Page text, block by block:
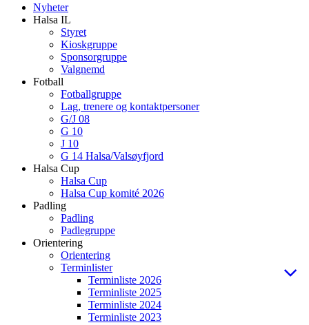
Nyheter
Halsa IL
Styret
Kioskgruppe
Sponsorgruppe
Valgnemd
Fotball
Fotballgruppe
Lag, trenere og kontaktpersoner
G/J 08
G 10
J 10
G 14 Halsa/Valsøyfjord
Halsa Cup
Halsa Cup
Halsa Cup komité 2026
Padling
Padling
Padlegruppe
Orientering
Orientering
Terminlister
Terminliste 2026
Terminliste 2025
Terminliste 2024
Terminliste 2023